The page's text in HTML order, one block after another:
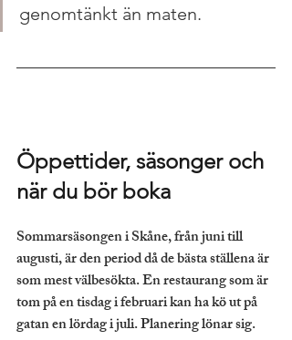
genomtänkt än maten.
Öppettider, säsonger och
när du bör boka
Sommarsäsongen i Skåne, från juni till
augusti, är den period då de bästa ställena är
som mest välbesökta. En restaurang som är
tom på en tisdag i februari kan ha kö ut på
gatan en lördag i juli. Planering lönar sig.